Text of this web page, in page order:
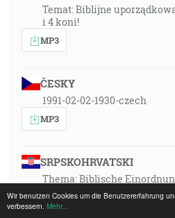
Wir benutzen Cookies um die Benutzererfahrung
verbessern. Mehr...
Temat: Biblijne
i 4 koni!
MP3
ČESKY
1991-02-02-1930-czech
MP3
SRPSKOHRVATSKI
Thema: Biblische
4 Engel und die 4 Rosse!
MP3